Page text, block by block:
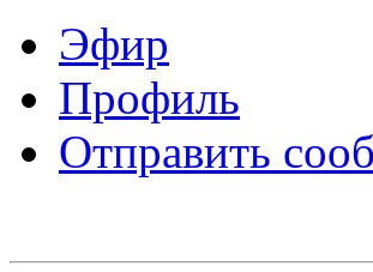
Эфир
Профиль
Отправить